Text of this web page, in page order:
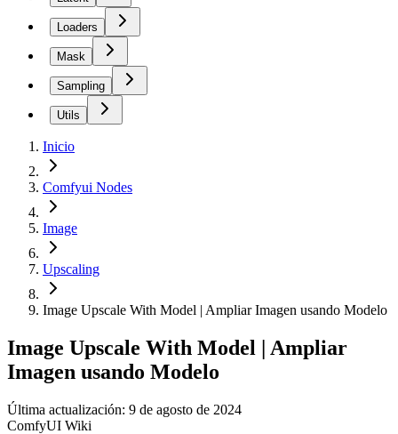
Loaders
Mask
Sampling
Utils
Inicio
Comfyui Nodes
Image
Upscaling
Image Upscale With Model | Ampliar Imagen usando Modelo
Image Upscale With Model | Ampliar
Imagen usando Modelo
Última actualización: 9 de agosto de 2024
ComfyUI Wiki